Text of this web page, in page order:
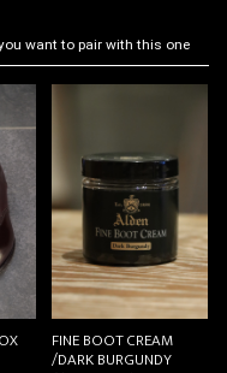
want to pair with this one
FINE BOOT CREAM
/DARK BURGUNDY